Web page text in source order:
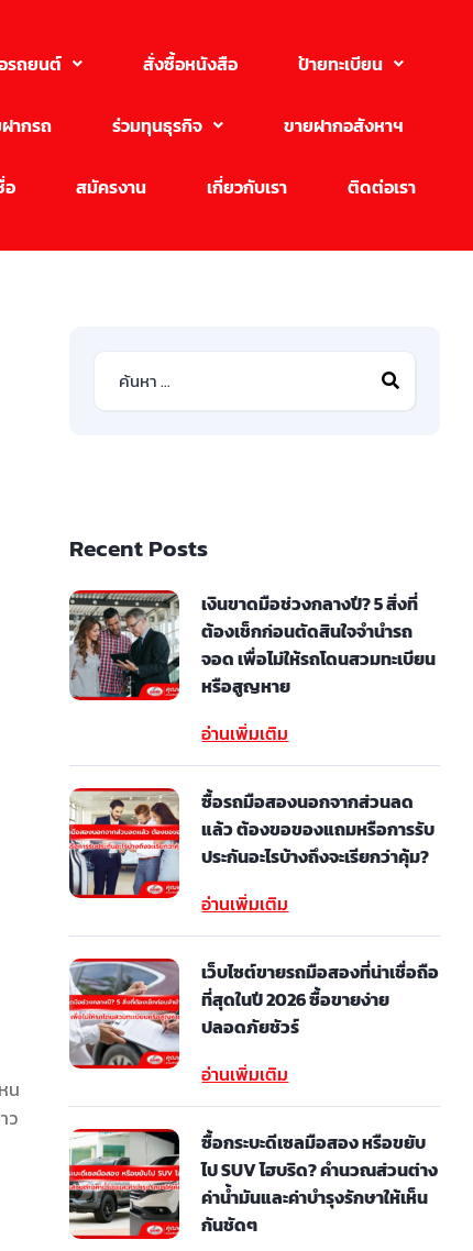
รถยนต์ สั่งซื้อหนังสือ ป้ายทะเบียน
ากรถ ร่วมทุนธุรกิจ ขายฝากอสังหาฯ
อ สมัครงาน เกี่ยวกับเรา ติดต่อเรา
น
ว
Recent Posts
เงินขาดมือช่วงกลางปี? 5 สิ่งที่
ต้องเช็กก่อนตัดสินใจจำนำรถ
จอด เพื่อไม่ให้รถโดนสวมทะเบียน
หรือสูญหาย
อ่านเพิ่มเติม
ซื้อรถมือสองนอกจากส่วนลด
แล้ว ต้องขอของแถมหรือการรับ
ประกันอะไรบ้างถึงจะเรียกว่าคุ้ม?
อ่านเพิ่มเติม
เว็บไซต์ขายรถมือสองที่น่าเชื่อถือ
ที่สุดในปี 2026 ซื้อขายง่าย
ปลอดภัยชัวร์
อ่านเพิ่มเติม
ซื้อกระบะดีเซลมือสอง หรือขยับ
ไป SUV ไฮบริด? คำนวณส่วนต่าง
ค่าน้ำมันและค่าบำรุงรักษาให้เห็น
กันชัดๆ